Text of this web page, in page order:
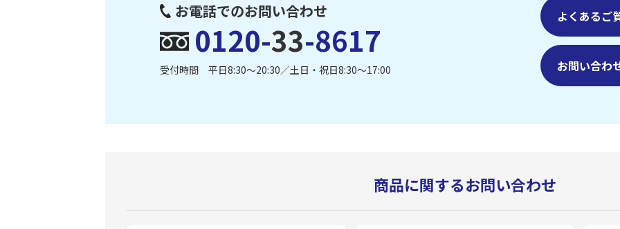
お電話でのお問い合わせ
0120-33-8617
受付時間 平日8:30〜20:30／土日・祝日8:30〜17:00
よくあるご
お問い合わ
商品に関するお問い合わせ